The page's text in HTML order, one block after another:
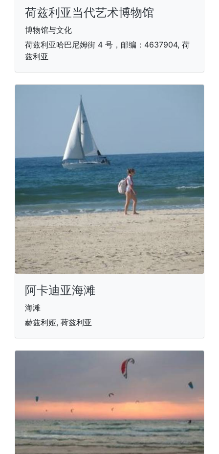
荷兹利亚当代艺术博物馆
博物馆与文化
荷兹利亚哈巴尼姆街 4 号，邮编：4637904, 荷
兹利亚
阿卡迪亚海滩
海滩
赫兹利娅, 荷兹利亚